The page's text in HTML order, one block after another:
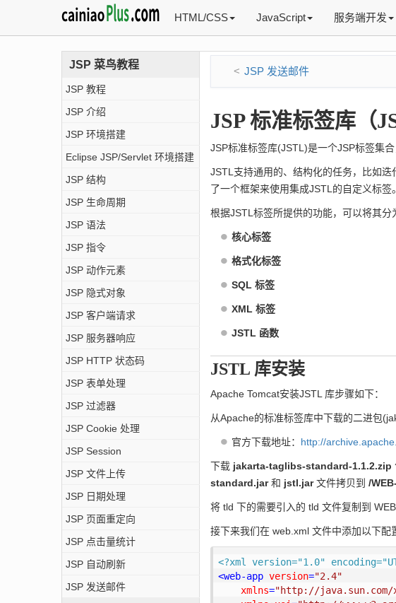
HTML/CSS JavaScript 服务端开发
JSP 菜鸟教程
JSP 教程
JSP 介绍
JSP 环境搭建
Eclipse JSP/Servlet 环境搭建
JSP 结构
JSP 生命周期
JSP 语法
JSP 指令
JSP 动作元素
JSP 隐式对象
JSP 客户端请求
JSP 服务器响应
JSP HTTP 状态码
JSP 表单处理
JSP 过滤器
JSP Cookie 处理
JSP Session
JSP 文件上传
JSP 日期处理
JSP 页面重定向
JSP 点击量统计
JSP 自动刷新
JSP 发送邮件
JSP 发送邮件
JSP 标准标签库（
JSP标准标签库(JSTL)是一个JSP标签集
JSTL支持通用的、结构化的任务，比如
了一个框架来使用集成JSTL的自定义标签。
根据JSTL标签所提供的功能，可以将其分
核心标签
格式化标签
SQL 标签
XML 标签
JSTL 函数
JSTL 库安装
Apache Tomcat安装JSTL 库步骤如下：
从Apache的标准标签库中下载的二进包
官方下载地址： http://
下载 jakarta-taglibs-standard-1.1.2.zip
standard.jar和 jstl.jar文件拷贝到 /
将 tld 下的需要引入的 tld 文件复制到
接下来我们在 web.xml 文件中添加以下配
<?xml version="1.0"
<web-app version="2.4"
xmlns="http://java.sun.com/